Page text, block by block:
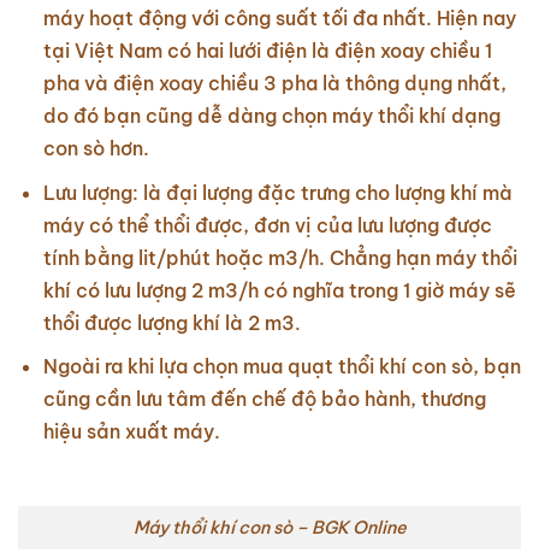
máy hoạt động với công suất tối đa nhất. Hiện nay
tại Việt Nam có hai lưới điện là điện xoay chiều 1
pha và điện xoay chiều 3 pha là thông dụng nhất,
do đó bạn cũng dễ dàng chọn máy thổi khí dạng
con sò hơn.
Lưu lượng: là đại lượng đặc trưng cho lượng khí mà
máy có thể thổi được, đơn vị của lưu lượng được
tính bằng lit/phút hoặc m3/h. Chẳng hạn máy thổi
khí có lưu lượng 2 m3/h có nghĩa trong 1 giờ máy sẽ
thổi được lượng khí là 2 m3.
Ngoài ra khi lựa chọn mua quạt thổi khí con sò, bạn
cũng cần lưu tâm đến chế độ bảo hành, thương
hiệu sản xuất máy.
Máy thổi khí con sò – BGK Online